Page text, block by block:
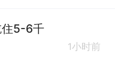
住5-6千
1小时前